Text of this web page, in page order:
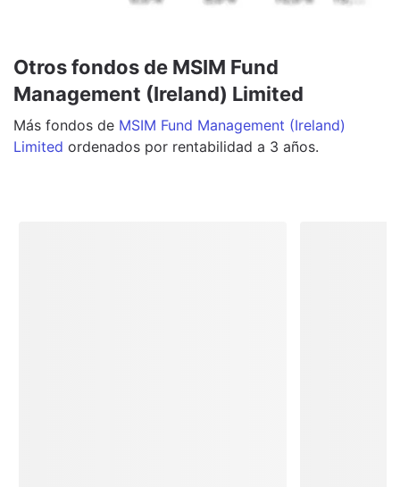
Otros fondos de MSIM Fund
Management (Ireland) Limited
Más fondos de MSIM Fund Management (Ireland)
Limited ordenados por rentabilidad a 3 años.